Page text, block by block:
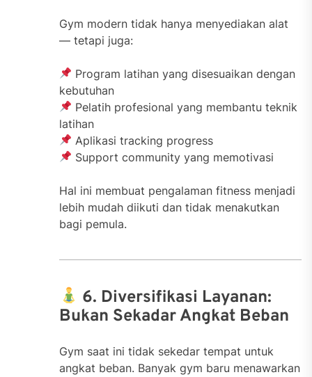
Gym modern tidak hanya menyediakan alat
— tetapi juga:
Program latihan yang disesuaikan dengan
kebutuhan
Pelatih profesional yang membantu teknik
latihan
Aplikasi tracking progress
Support community yang memotivasi
Hal ini membuat pengalaman fitness menjadi
lebih mudah diikuti dan tidak menakutkan
bagi pemula.
6. Diversifikasi Layanan:
Bukan Sekadar Angkat Beban
Gym saat ini tidak sekedar tempat untuk
angkat beban. Banyak gym baru menawarkan